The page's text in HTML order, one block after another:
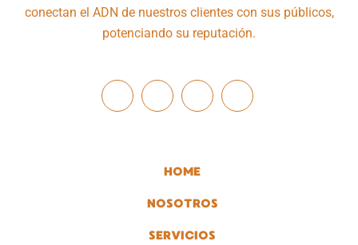
conectan el ADN de nuestros clientes con sus públicos,
potenciando su reputación.
HOME
NOSOTROS
SERVICIOS